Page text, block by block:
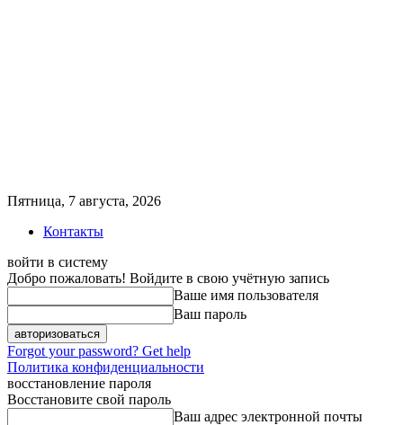
Пятница, 7 августа, 2026
Контакты
войти в систему
Добро пожаловать! Войдите в свою учётную запись
Ваше имя пользователя
Ваш пароль
Forgot your password? Get help
Политика конфиденциальности
восстановление пароля
Восстановите свой пароль
Ваш адрес электронной почты